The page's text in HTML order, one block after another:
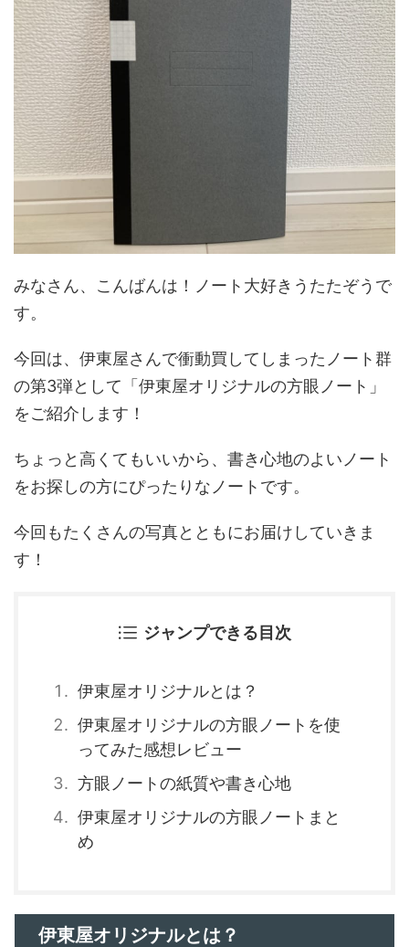
みなさん、こんばんは！ノート大好きうたたぞうで
す。
今回は、伊東屋さんで衝動買してしまったノート群
の第3弾として「伊東屋オリジナルの方眼ノート」
をご紹介します！
ちょっと高くてもいいから、書き心地のよいノート
をお探しの方にぴったりなノートです。
今回もたくさんの写真とともにお届けしていきま
す！
ジャンプできる目次
伊東屋オリジナルとは？
伊東屋オリジナルの方眼ノートを使
ってみた感想レビュー
方眼ノートの紙質や書き心地
伊東屋オリジナルの方眼ノートまと
め
伊東屋オリジナルとは？